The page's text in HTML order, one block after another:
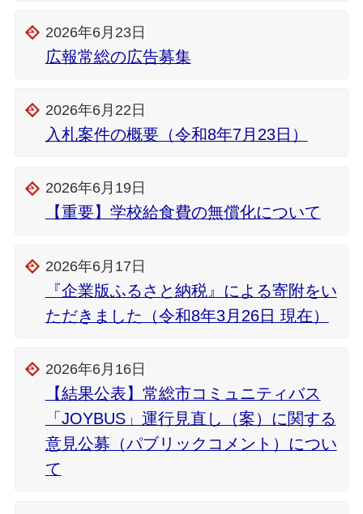
2026年6月23日
広報常総の広告募集
2026年6月22日
入札案件の概要（令和8年7月23日）
2026年6月19日
【重要】学校給食費の無償化について
2026年6月17日
『企業版ふるさと納税』による寄附をい
ただきました（令和8年3月26日 現在）
2026年6月16日
【結果公表】常総市コミュニティバス
「JOYBUS」運行見直し（案）に関する
意見公募（パブリックコメント）につい
て